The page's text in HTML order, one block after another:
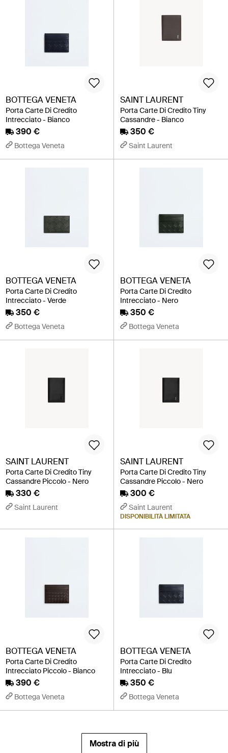
BOTTEGA VENETA
Porta Carte Di Credito
Intrecciato - Bianco
390 €
Bottega Veneta
SAINT LAURENT
Porta Carte Di Credito Tiny
Cassandre - Bianco
350 €
Saint Laurent
BOTTEGA VENETA
Porta Carte Di Credito
Intrecciato - Verde
350 €
Bottega Veneta
BOTTEGA VENETA
Porta Carte Di Credito
Intrecciato - Nero
350 €
Bottega Veneta
SAINT LAURENT
Porta Carte Di Credito Tiny
Cassandre Piccolo - Nero
330 €
Saint Laurent
SAINT LAURENT
Porta Carte Di Credito Tiny
Cassandre Piccolo - Nero
300 €
Saint Laurent
DISPONIBILITÀ LIMITATA
BOTTEGA VENETA
Porta Carte Di Credito
Intrecciato Piccolo - Bianco
390 €
Bottega Veneta
BOTTEGA VENETA
Porta Carte Di Credito
Intrecciato - Blu
350 €
Bottega Veneta
Mostra di più